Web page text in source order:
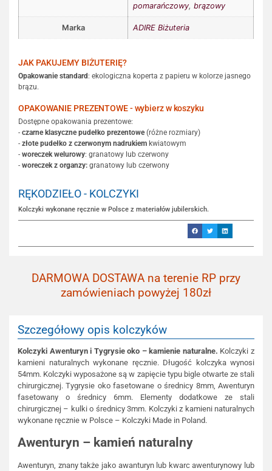
pomarańczowy, brązowy
Marka ADIRE Biżuteria
JAK PAKUJEMY BIŻUTERIĘ?
Opakowanie standard: ekologiczna koperta z papieru w kolorze jasnego
brązu.
OPAKOWANIE PREZENTOWE - wybierz w koszyku
Dostępne opakowania prezentowe:
- czarne klasyczne pudełko prezentowe(różne rozmiary)
- złote pudełko z czerwonym nadrukiem kwiatowym
- woreczek welurowy: granatowy lub czerwony
- woreczek z organzy: granatowy lub czerwony
RĘKODZIEŁO - KOLCZYKI
Kolczyki wykonane ręcznie w Polsce z materiałów jubilerskich.
DARMOWA DOSTAWA na terenie RP przy
zamówieniach powyżej 180zł
Szczegółowy opis kolczyków
Kolczyki Awenturyn i Tygrysie oko – kamienie naturalne. Kolczyki z
kamieni naturalnych wykonane ręcznie. Długość kolczyka wynosi
54mm. Kolczyki wyposażone są w zapięcie typu bigle otwarte ze stali
chirurgicznej. Tygrysie oko fasetowane o średnicy 8mm, Awenturyn
fasetowany o średnicy 6mm. Elementy dodatkowe ze stali
chirurgicznej – kulki o średnicy 3mm. Kolczyki z kamieni naturalnych
wykonane ręcznie w Polsce – Kolczyki Made in Poland.
Awenturyn – kamień naturalny
Awenturyn, znany także jako awanturyn lub kwarc awenturynowy lub